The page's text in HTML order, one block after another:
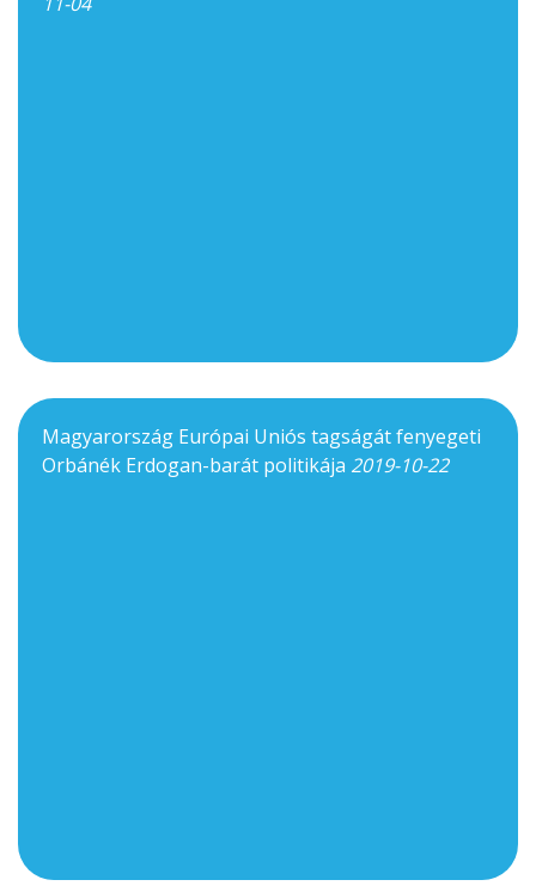
Magyarország Európai Uniós tagságát fenyegeti
Orbánék Erdogan-barát politikája 2019-10-22